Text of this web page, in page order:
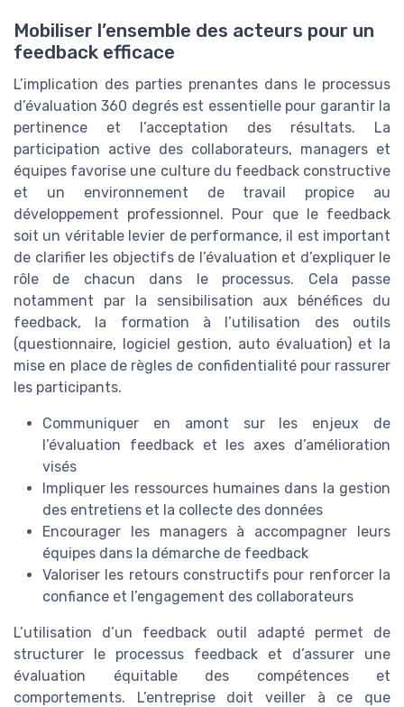
Mobiliser l’ensemble des acteurs pour un
feedback efficace
L’implication des parties prenantes dans le processus
d’évaluation 360 degrés est essentielle pour garantir la
pertinence et l’acceptation des résultats. La
participation active des collaborateurs, managers et
équipes favorise une culture du feedback constructive
et un environnement de travail propice au
développement professionnel. Pour que le feedback
soit un véritable levier de performance, il est important
de clarifier les objectifs de l’évaluation et d’expliquer le
rôle de chacun dans le processus. Cela passe
notamment par la sensibilisation aux bénéfices du
feedback, la formation à l’utilisation des outils
(questionnaire, logiciel gestion, auto évaluation) et la
mise en place de règles de confidentialité pour rassurer
les participants.
Communiquer en amont sur les enjeux de
l’évaluation feedback et les axes d’amélioration
visés
Impliquer les ressources humaines dans la gestion
des entretiens et la collecte des données
Encourager les managers à accompagner leurs
équipes dans la démarche de feedback
Valoriser les retours constructifs pour renforcer la
confiance et l’engagement des collaborateurs
L’utilisation d’un feedback outil adapté permet de
structurer le processus feedback et d’assurer une
évaluation équitable des compétences et
comportements. L’entreprise doit veiller à ce que